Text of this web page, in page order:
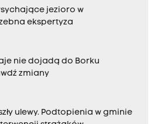
jezioro w
ekspertyza
nie dojadą do Borku
zmiany
ulewy. Podtopienia w gminie